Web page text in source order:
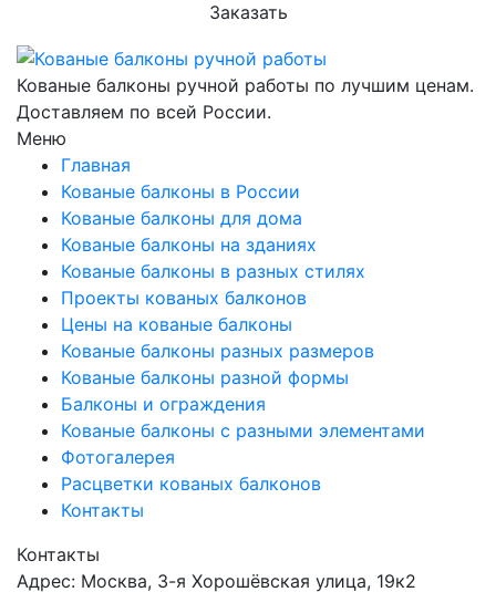
Заказать
Кованые балконы ручной работы по лучшим ценам.
Доставляем по всей России.
Меню
Главная
Кованые балконы в России
Кованые балконы для дома
Кованые балконы на зданиях
Кованые балконы в разных стилях
Проекты кованых балконов
Цены на кованые балконы
Кованые балконы разных размеров
Кованые балконы разной формы
Балконы и ограждения
Кованые балконы с разными элементами
Фотогалерея
Расцветки кованых балконов
Контакты
Контакты
Адрес: Москва, 3-я Хорошёвская улица, 19к2